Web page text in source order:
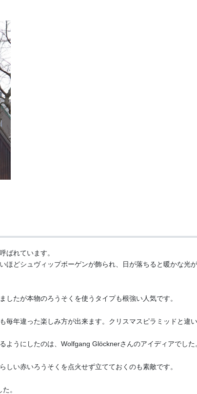
ばれています。
どシュヴィップボーゲンが飾られ、日が落ちると暖かな光
たが本物のろうそくを使うタイプも根強い人気です。
毎年違った楽しみ方が出来ます。クリスマスピラミッドと違
ようにしたのは、Wolfgang Glöcknerさんのアイディアでした
い赤いろうそくを点火せず立てておくのも素敵です。
。